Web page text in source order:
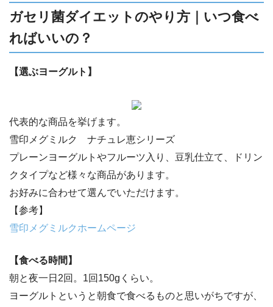
ガセリ菌ダイエットのやり方｜いつ食べ
ればいいの？
【選ぶヨーグルト】
代表的な商品を挙げます。
雪印メグミルク ナチュレ恵シリーズ
プレーンヨーグルトやフルーツ入り、豆乳仕立て、ドリン
クタイプなど様々な商品があります。
お好みに合わせて選んでいただけます。
【参考】
雪印メグミルクホームページ
【食べる時間】
朝と夜一日2回。1回150gくらい。
ヨーグルトというと朝食で食べるものと思いがちですが、